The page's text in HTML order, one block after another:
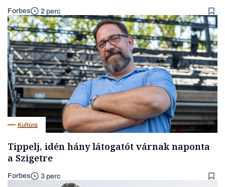
Forbes 2 perc
Kultúra
Tippelj, idén hány látogatót várnak naponta
a Szigetre
Forbes 3 perc